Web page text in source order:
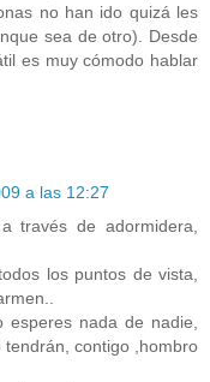
no han ido quizá les
sea de otro). Desde
es muy cómodo hablar
a las 12:27
través de adormidera,
los puntos de vista,
nada de nadie,
contigo ,hombro